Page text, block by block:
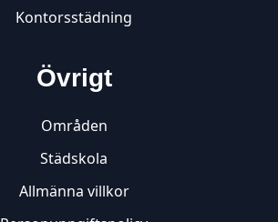
Kontorsstädning
Övrigt
Områden
Städskola
Allmänna villkor